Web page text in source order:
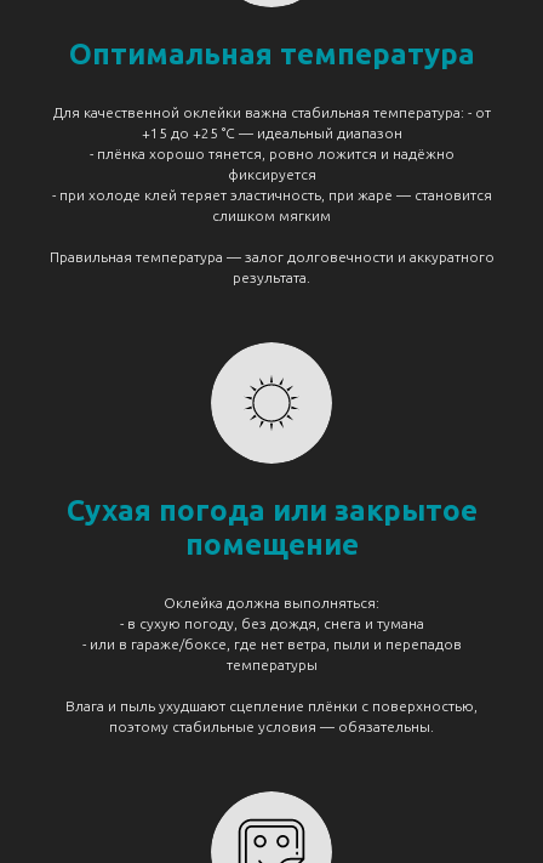
Оптимальная температура
Для качественной оклейки важна стабильная температура: - от
+15 до +25 °C — идеальный диапазон
- плёнка хорошо тянется, ровно ложится и надёжно
фиксируется
- при холоде клей теряет эластичность, при жаре — становится
слишком мягким
Правильная температура — залог долговечности и аккуратного
результата.
Сухая погода или закрытое
помещение
Оклейка должна выполняться:
- в сухую погоду, без дождя, снега и тумана
- или в гараже/боксе, где нет ветра, пыли и перепадов
температуры
Влага и пыль ухудшают сцепление плёнки с поверхностью,
поэтому стабильные условия — обязательны.